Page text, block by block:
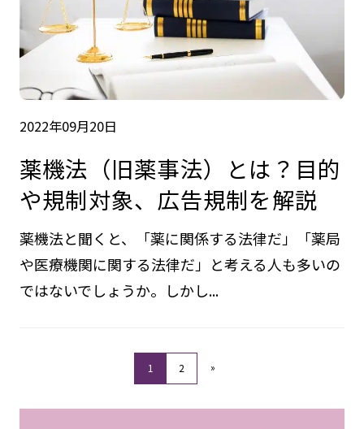
2022年09月20日
薬機法（旧薬事法）とは？目的
や規制対象、広告規制を解説
薬機法と聞くと、「薬に関係する法律だ」「薬局
や医療機関に関する法律だ」と考える人も多いの
ではないでしょうか。しかし...
1 2 »